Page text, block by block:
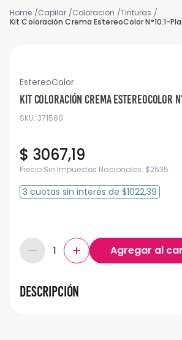
Capilar Coloracion
Tinturas
Kit Coloración Crema EstereoColor N°10.1-
EstereoColor
Kit Coloración Crema EstereoColor
SKU: 371560
$ 3067,19
Precio Sin Impuestos Nacionales: $2535
3 cuotas sin interés de $1022,39
Descripción